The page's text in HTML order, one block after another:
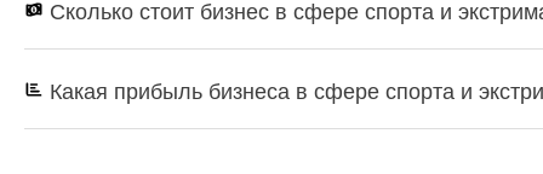
Сколько стоит бизнес в сфере спорта и
Какая прибыль бизнеса в сфере спорта и